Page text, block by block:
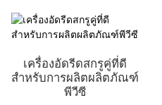
เครื่องอัดรีดสกรูคู่ที่ดี
สำหรับการผลิตผลิตภัณฑ์
พีวีซี